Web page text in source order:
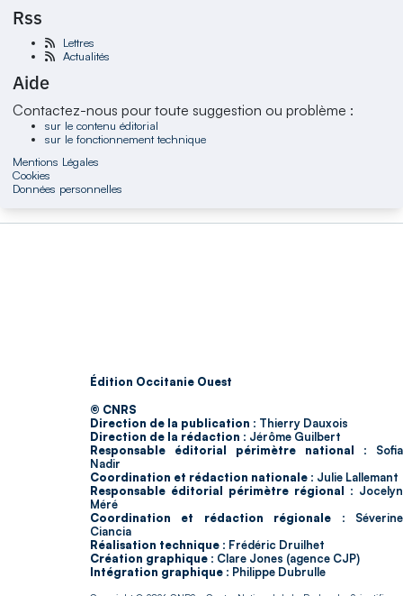
Rss
Lettres
Actualités
Aide
Contactez-nous pour toute suggestion ou problème :
sur le contenu éditorial
sur le fonctionnement technique
Mentions Légales
Cookies
Données personnelles
Édition Occitanie Ouest
© CNRS
Direction de la publication : Thierry Dauxois
Direction de la rédaction : Jérôme Guilbert
Responsable éditorial périmètre national : Sofia
Nadir
Coordination et rédaction nationale : Julie Lallemant
Responsable éditorial périmètre régional : Jocelyn
Méré
Coordination et rédaction régionale : Séverine
Ciancia
Réalisation technique : Frédéric Druilhet
Création graphique : Clare Jones (agence CJP)
Intégration graphique : Philippe Dubrulle